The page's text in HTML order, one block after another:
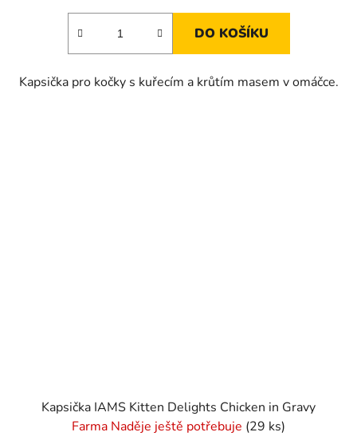
DO KOŠÍKU
Kapsička pro kočky s kuřecím a krůtím masem v omáčce.
Kapsička IAMS Kitten Delights Chicken in Gravy
Farma Naděje ještě potřebuje (29 ks)